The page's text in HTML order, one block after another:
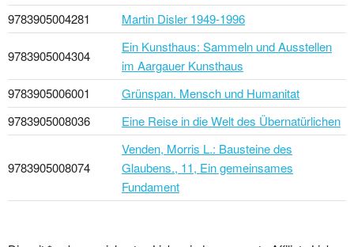
9783905004281
Martin Disler 1949-1996
9783905004304
Ein Kunsthaus: Sammeln und Ausstellen
im Aargauer Kunsthaus
9783905006001
Grünspan. Mensch und Humanitat
9783905008036
Eine Reise in die Welt des Übernatürlichen
9783905008074
Venden, Morris L.: Bausteine des
Glaubens., 11, Ein gemeinsames
Fundament